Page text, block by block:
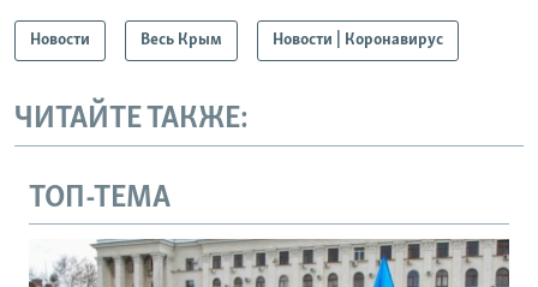
Новости Весь Крым Новости | Коронавирус
ЧИТАЙТЕ ТАКЖЕ:
ТОП-ТЕМА